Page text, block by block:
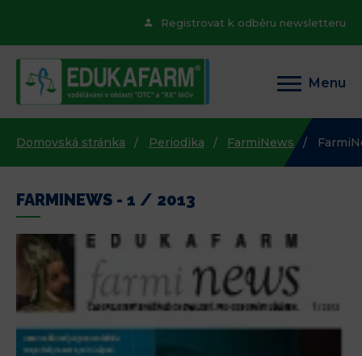
Registrovat k odběru newsletteru
Menu
Domovská stránka Periodika FarmiNews
FARMINEWS - 1 / 2013